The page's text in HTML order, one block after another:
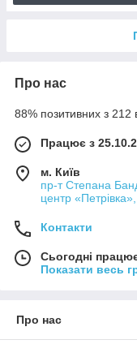
Про нас
88% позитивних з 212
Працює з
м. Київ
пр-т Степана
центр
Контакти
Сьогодні
Показати весь
Про нас